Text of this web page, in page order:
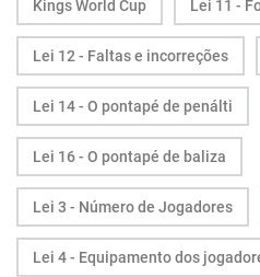
Kings World Cup Lei 11 -
Lei 12 - Faltas e incorreções
Lei 14 - O pontapé de penálti
Lei 16 - O pontapé de baliza
Lei 3 - Número de Jogadores
Lei 4 - Equipamento dos